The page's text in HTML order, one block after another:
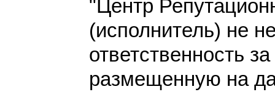
"Центр
(исполнитель) не
ответственность
размещенную на